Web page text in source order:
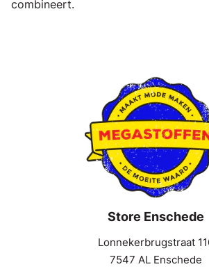
combineert.
Store Enschede
Lonnekerbrugstraat
7547 AL Enschede